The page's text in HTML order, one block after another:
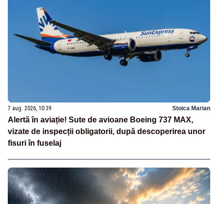
7 aug. 2026, 10:39 Stoica Marian
Alertă în aviație! Sute de avioane Boeing 737 MAX,
vizate de inspecții obligatorii, după descoperirea unor
fisuri în fuselaj